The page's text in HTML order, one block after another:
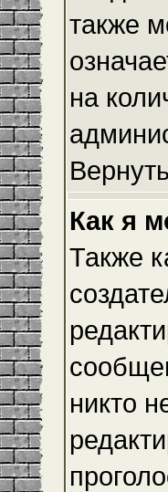
также
на
Как я
Также
никто